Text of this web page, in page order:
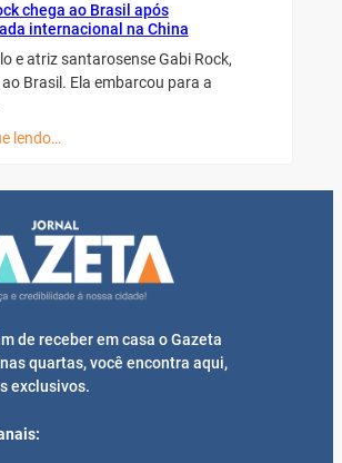
chega ao Brasil após
internacional na China
e atriz santarosense Gabi Rock,
Brasil. Ela embarcou para a
lendo…
de receber em casa o Gazeta
quartas, você encontra aqui,
exclusivos.